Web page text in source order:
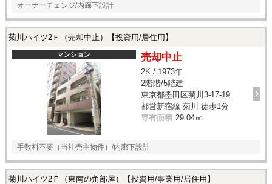
オーナーチェンジ/内廊下設計
菊川ハイツ2Ｆ（売却中止）【投資用/居住用】
マンション 売却中止
2K / 1973年
2階階/5階建
東京都墨田区菊川3-17-19
都営新宿線 菊川 徒歩1分
専有面積 29.04㎡
手数料不要（当社売主物件）/内廊下設計
菊川ハイツ2Ｆ（東南の角部屋）【投資用/事業用/居住用】